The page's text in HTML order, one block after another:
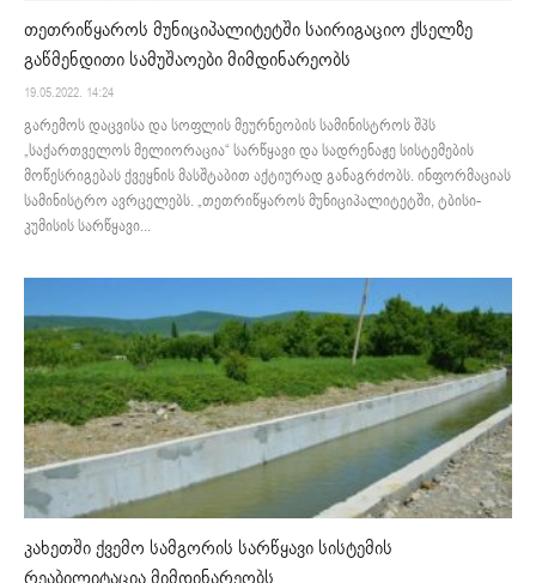
თეთრიწყაროს მუნიციპალიტეტში საირიგაციო ქსელზე
გაწმენდითი სამუშაოები მიმდინარეობს
19.05.2022. 14:24
გარემოს დაცვისა და სოფლის მეურნეობის სამინისტროს შპს
„საქართველოს მელიორაცია“ სარწყავი და სადრენაჟე სისტემების
მოწესრიგებას ქვეყნის მასშტაბით აქტიურად განაგრძობს. ინფორმაციას
სამინისტრო ავრცელებს. „თეთრიწყაროს მუნიციპალიტეტში, ტბისი-
კუმისის სარწყავი...
კახეთში ქვემო სამგორის სარწყავი სისტემის